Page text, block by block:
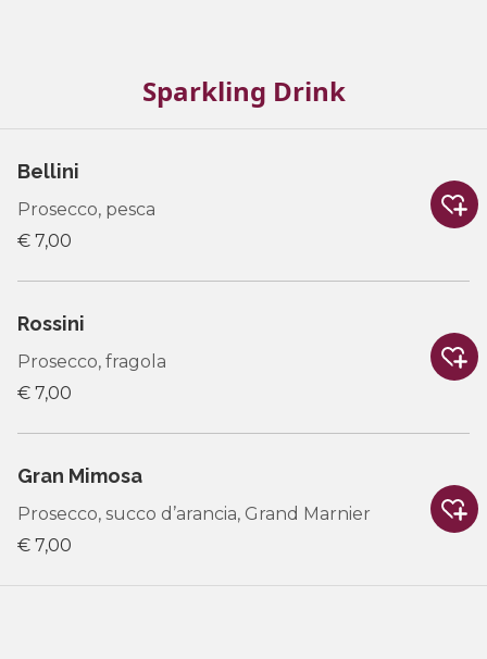
Sparkling Drink
Bellini
Prosecco, pesca
€ 7,00
Rossini
Prosecco, fragola
€ 7,00
Gran Mimosa
Prosecco, succo d’arancia, Grand Marnier
€ 7,00